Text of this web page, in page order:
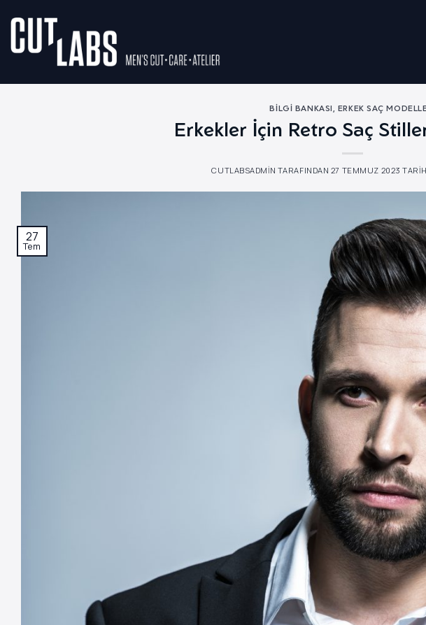
atla
BILGI BANKASI, ERKEK SAÇ
Erkekler İçin Retro Saç
CUTLABSADMIN TARAFINDAN 27 TEMMUZ 2023
27
Tem